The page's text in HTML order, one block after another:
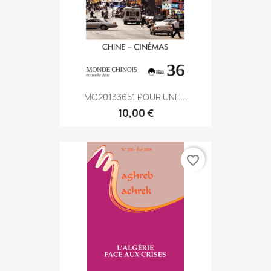
MC20133651 POUR UNE...
10,00 €
favorite_border